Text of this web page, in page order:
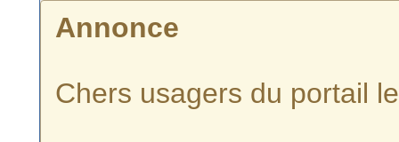
Annonce
Chers usagers du portail